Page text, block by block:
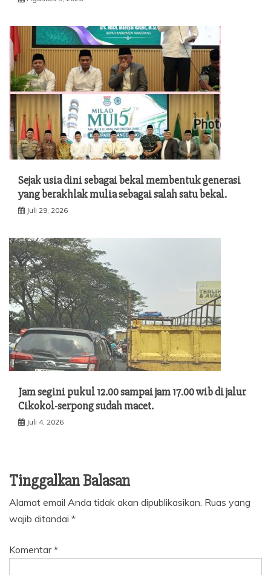
Sejak usia dini sebagai bekal membentuk generasi
yang berakhlak mulia sebagai salah satu bekal.
Juli 29, 2026
Jam segini pukul 12.00 sampai jam 17.00 wib di jalur
Cikokol-serpong sudah macet.
Juli 4, 2026
Tinggalkan Balasan
Alamat email Anda tidak akan dipublikasikan. Ruas yang
wajib ditandai *
Komentar*